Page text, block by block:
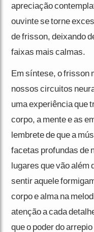
apreciação
ouvinte se torne
de frisson, deixando
faixas mais calmas.
Em síntese, o frisson
nossos circuitos
uma experiência que
corpo, a mente e as
lembrete de que a
facetas profundas de
lugares que vão além
sentir aquele
corpo e alma na
atenção a cada
que o poder do